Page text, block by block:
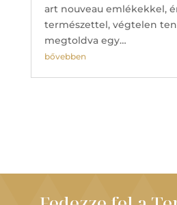
art nouveau emlékekkel,
természettel, végtelen
megtoldva egy…
bővebben